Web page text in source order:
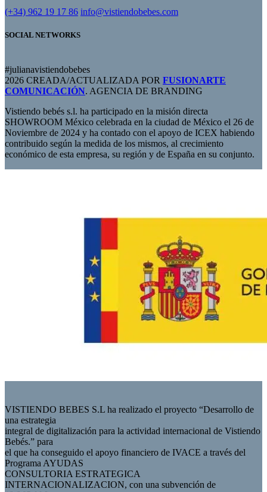
(+34) 962 19 17 86 info@vistiendobebes.com
SOCIAL NETWORKS
#julianavistiendobebes
2026 CREADA/ACTUALIZADA POR FUSIONARTE
COMUNICACIÓN. AGENCIA DE BRANDING
Vistiendo bebés s.l. ha participado en la misión directa
SHOWROOM México celebrada en la ciudad de México el 26 de
Noviembre de 2024 y ha contado con el apoyo de ICEX habiendo
contribuido según la medida de los mismos, al crecimiento
económico de esta empresa, su región y de España en su conjunto.
VISTIENDO BEBES S.L ha realizado el proyecto “Desarrollo de
una estrategia
integral de digitalización para la actividad internacional de Vistiendo
Bebés.” para
el que ha conseguido el apoyo financiero de IVACE a través del
Programa AYUDAS
CONSULTORIA ESTRATEGICA
INTERNACIONALIZACION, con una subvención de